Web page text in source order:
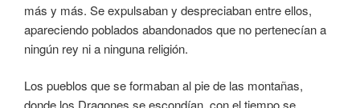
más y más. Se expulsaban y despreciaban entre ellos,
apareciendo poblados abandonados que no pertenecían a
ningún rey ni a ninguna religión.
Los pueblos que se formaban al pie de las montañas,
donde los Dragones se escondían, con el tiempo se